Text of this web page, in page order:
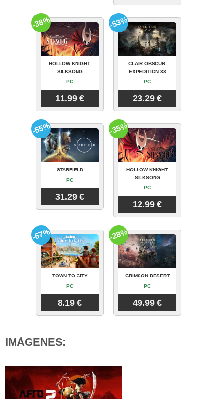
HOLLOW KNIGHT:
SILKSONG
PC
11.99 €
-38%
CLAIR OBSCUR:
EXPEDITION 33
PC
23.29 €
-53%
STARFIELD
PC
31.29 €
-55%
HOLLOW KNIGHT:
SILKSONG
PC
12.99 €
-35%
TOWN TO CITY
PC
8.19 €
-67%
CRIMSON DESERT
PC
49.99 €
-28%
IMÁGENES: